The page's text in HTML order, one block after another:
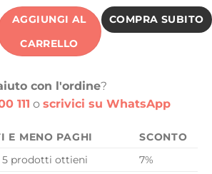
AGGIUNGI AL
CARRELLO
COMPRA SUBITO
con l'ordine?
111 o scrivici su WhatsApp
E MENO PAGHI
SCONTO
5 prodotti ottieni
7%